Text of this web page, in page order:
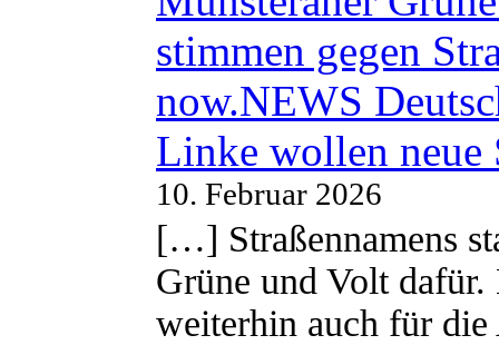
stimmen gegen
now.NEWS
Linke wollen neue
10. Februar 2026
[…] Straßennamens
Grüne und Volt
weiterhin auch für